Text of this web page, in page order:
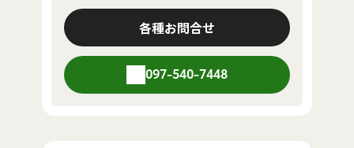
各種お問合せ
097-540-7448